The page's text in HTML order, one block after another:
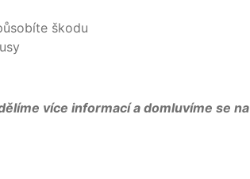
benefity
škodu
více informací a domluvíme se na